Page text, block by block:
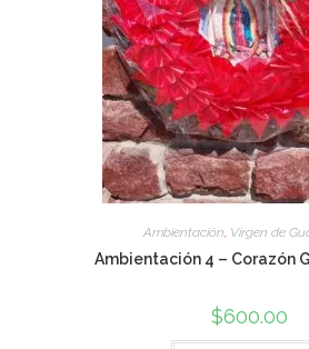
Ambientación Virgen de
Ambientación 4 – Corazón
$600.00